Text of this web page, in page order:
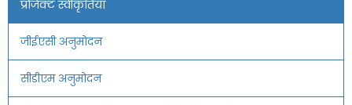
प्रोजेक्ट स्वीकृतियां
जीईएसी अनुमोदन
सीडीएम अनुमोदन